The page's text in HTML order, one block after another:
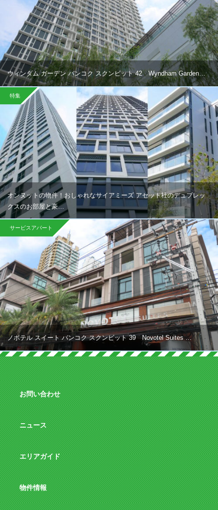
ウィンダム ガーデン バンコク スクンビット 42 Wyndham Garden…
特集
オンヌットの物件！おしゃれなサイアミーズ アセット社のデュプレッ
クスのお部屋と豪…
サービスアパート
ノボテル スイート バンコク スクンビット 39 Novotel Suites …
お問い合わせ
ニュース
エリアガイド
物件情報